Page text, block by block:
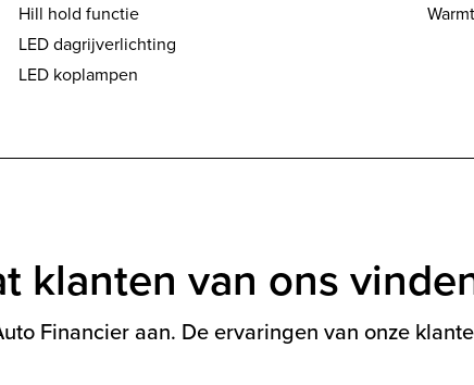
Hill hold functie
LED dagrijverlichting
LED koplampen
klanten van ons
Financier aan. De ervaringen van onze